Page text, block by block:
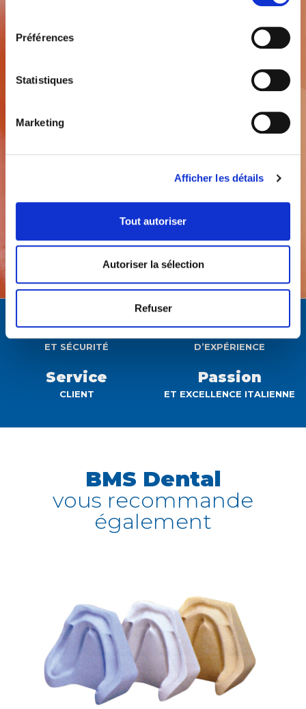
Préférences
Statistiques
Marketing
Afficher les détails
Tout autoriser
Autoriser la sélection
Refuser
Tous les produits
Qualité
ET SÉCURITÉ
Des décennies
D’EXPÉRIENCE
Service
CLIENT
Passion
ET EXCELLENCE ITALIENNE
BMS Dental
vous recommande
également